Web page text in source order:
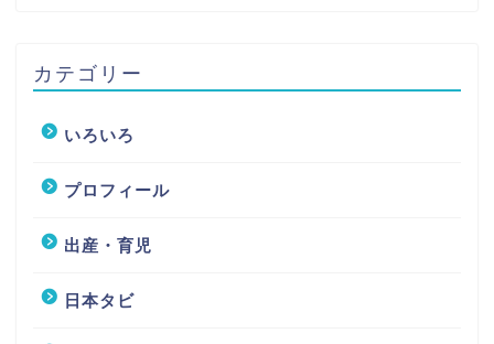
カテゴリー
いろいろ
プロフィール
出産・育児
日本タビ